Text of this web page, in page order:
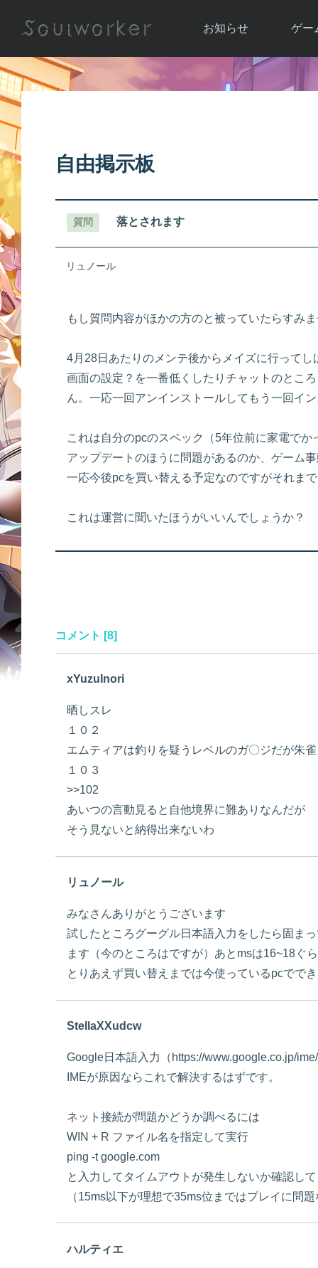
お知らせ
お知らせ一覧
ゲー
ソウ
アップ
自由掲示板
質問 落とされます
リュノール
もし質問内容がほかの方のと被っていたらすみ
4月28日あたりのメンテ後からメイズに行って
画面の設定？を一番低くしたりチャットのとこ
ん。一応一回アンインストールしてもう一回イ
これは自分のpcのスペック（5年位前に家電で
アップデートのほうに問題があるのか、ゲーム
一応今後pcを買い替える予定なのですがそれま
これは運営に聞いたほうがいいんでしょうか？
コメント [8]
xYuzuInori
晒しスレ
１０２
エムティアは釣りを疑うレベルのガ〇ジだが朱
１０３
>>102
あいつの言動見ると自他境界に難ありなんだが
そう見ないと納得出来ないわ
リュノール
みなさんありがとうございます
試したところグーグル日本語入力をしたら固ま
ます（今のところはですが）あとmsは16~18ぐ
とりあえず買い替えまでは今使っているpcでで
StellaXXudcw
Google日本語入力（https://www.google.co.jp/
IMEが原因ならこれで解決するはずです。
ネット接続が問題かどうか調べるには
WIN + R ファイル名を指定して実行
ping -t google.com
と入力してタイムアウトが発生しないか確認し
（15ms以下が理想で35ms位まではプレイに問
ハルティエ